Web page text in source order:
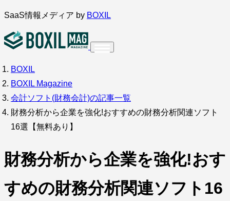
内
を
キ
ッ
プ
SaaS情報メディア by BOXIL
インタビュー
調査・アンケート
BOXIL
BOXIL Magazine
会計ソフト(財務会計)の記事一覧
財務分析から企業を強化!おすすめの財務分析関連ソフト
16選【無料あり】
財務分析から企業を強化!おす
すめの財務分析関連ソフト16